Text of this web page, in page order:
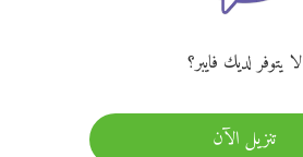
لا يتوفر لديك فايبر؟
تنزيل الآن